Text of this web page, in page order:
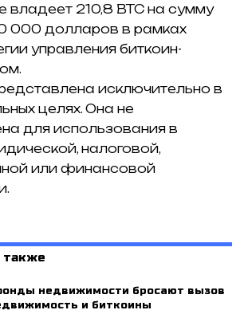
владеет 210,8 BTC на сумму
000 долларов в рамках
управления биткоин-
​​исключительно в
целях. Она не
для использования в
налоговой,
или финансовой
недвижимости бросают вызов
и биткоины